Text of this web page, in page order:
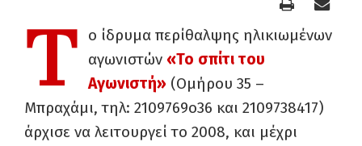
Τ
ο ίδρυμα περίθαλψης ηλικιωμένων
αγωνιστών «Το σπίτι του
Αγωνιστή» (Ομήρου 35 –
Μπραχάμι, τηλ: 2109769ο36 και 2109738417)
άρχισε να λειτουργεί το 2008, και μέχρι